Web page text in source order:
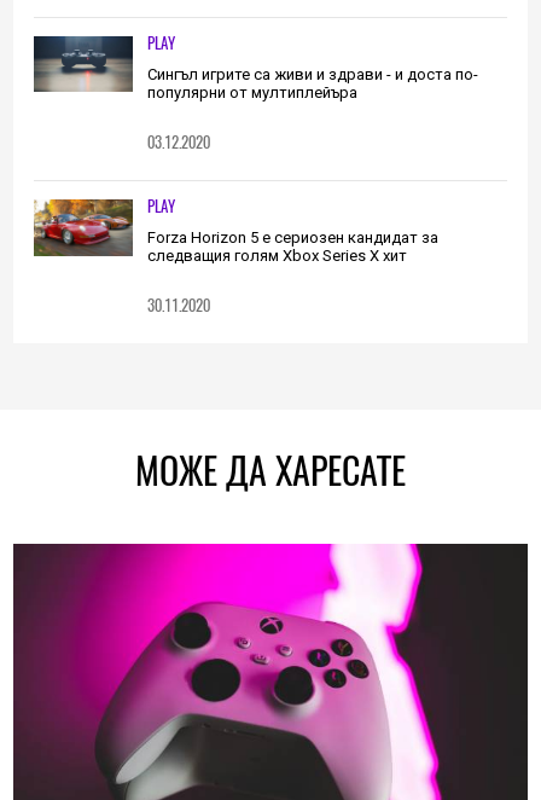
PLAY
Сингъл игрите са живи и здрави - и доста по-
популярни от мултиплейъра
03.12.2020
PLAY
Forza Horizon 5 е сериозен кандидат за
следващия голям Xbox Series X хит
30.11.2020
МОЖЕ ДА ХАРЕСАТЕ